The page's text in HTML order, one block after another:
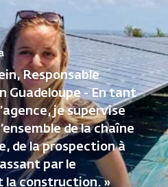
Responsable
Guadeloupe - En tant
je supervise
de la chaîne
de la prospection à
par le
la construction. »